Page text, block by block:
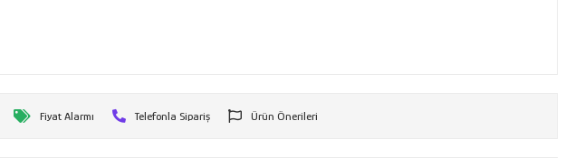
Fiyat Alarmı Telefonla Sipariş Ürün Önerileri